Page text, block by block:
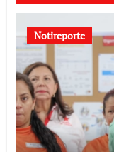
Notireporte